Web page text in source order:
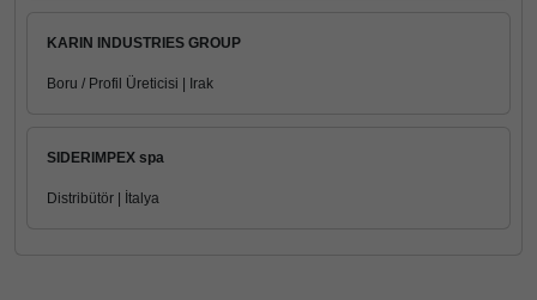
KARIN INDUSTRIES GROUP
Boru / Profil Üreticisi | Irak
SIDERIMPEX spa
Distribütör | İtalya